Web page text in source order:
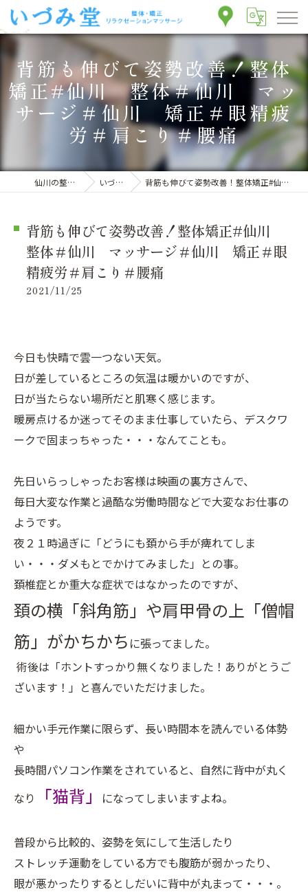
背筋も伸びて姿勢改善！整体
矯正#仙川 整体＃仙川 マッ
サージ＃仙川 矯正＃眼精疲
労＃肩こり＃腰痛
仙川の整体ならいづみ堂整体院 いづみ堂のブログ 背筋も伸びて姿勢改善！整体矯正#仙川 整体＃仙川 マッサージ＃仙川 矯正＃眼精疲労＃肩こり＃腰痛
背筋も伸びて姿勢改善！整体矯正#仙川
整体＃仙川 マッサージ＃仙川 矯正＃眼
精疲労＃肩こり＃腰痛
2021/11/25
今日も快晴で雲一つない天気。
日が差しているところの気温は暖かいのですが、
日が当たらない場所だと肌寒く感じます。
暖房点けるか迷ってそのまま仕事していたら、デスクワ
ークで固まっちゃった・・・なんてことも。
先日いらっしゃったお客様は映画の裏方さんで、
毎日大変な作業と過酷な労働時間などで大変なお仕事の
ようです。
夜２１時過ぎに「どうにも頚から手が痺れてしま
い・・・ダメもとでかけてみました」との事。
頚椎症とか重大な症状ではなかったのですが、
頚の横「斜角筋」や肩甲骨の上「僧帽
筋」がかちかち に張ってました。
術後は「ホントすっかり無くなりました！ありがとうご
ざいます！」と喜んでいただけました。
細かい手元作業に限らず、長い時間本を読んでいる体勢
や
長時間パソコン作業をされていると、自然に背中が丸く
なり
「猫背」 になってしまいますよね。
普段から比較的、姿勢を気にして生活したり
ストレッチ運動をしている方でも腹筋が弱かったり、
眼が悪かったりするとしだいに背中が丸まって・・・。